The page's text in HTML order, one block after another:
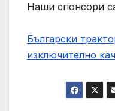
Наши спонсори
Български
изключително